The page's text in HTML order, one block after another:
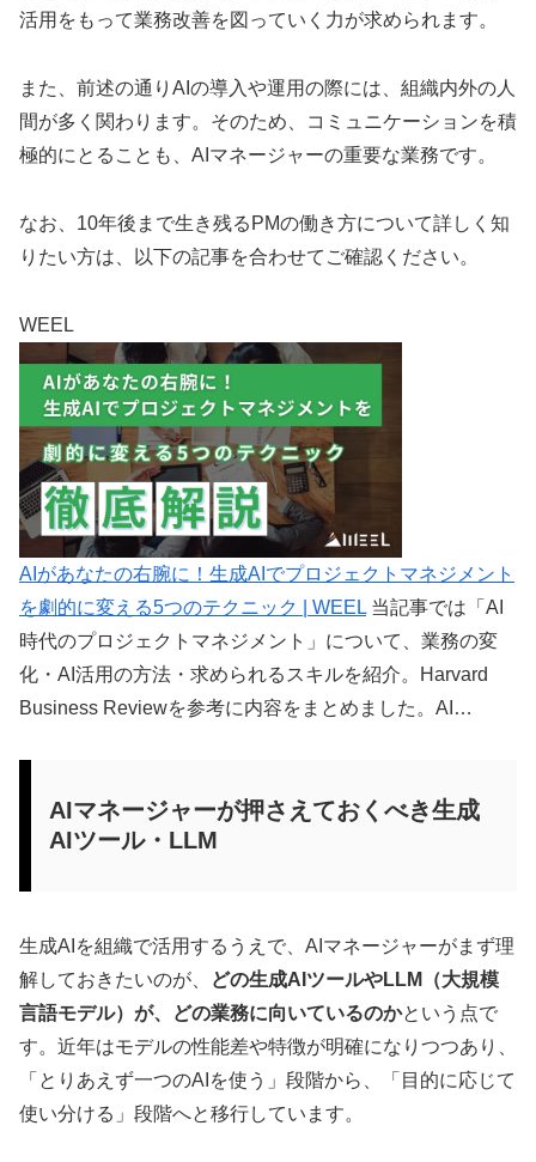
活用をもって業務改善を図っていく力が求められます。
また、前述の通りAIの導入や運用の際には、組織内外の人
間が多く関わります。そのため、コミュニケーションを積
極的にとることも、AIマネージャーの重要な業務です。
なお、10年後まで生き残るPMの働き方について詳しく知
りたい方は、以下の記事を合わせてご確認ください。
WEEL
AIがあなたの右腕に！生成AIでプロジェクトマネジメント
を劇的に変える5つのテクニック | WEEL 当記事では「AI
時代のプロジェクトマネジメント」について、業務の変
化・AI活用の方法・求められるスキルを紹介。Harvard
Business Reviewを参考に内容をまとめました。AI…
AIマネージャーが押さえておくべき生成
AIツール・LLM
生成AIを組織で活用するうえで、AIマネージャーがまず理
解しておきたいのが、
どの生成AIツールやLLM（大規模
言語モデル）が、どの業務に向いているのかという点で
す。近年はモデルの性能差や特徴が明確になりつつあり、
「とりあえず一つのAIを使う」段階から、「目的に応じて
使い分ける」段階へと移行しています。